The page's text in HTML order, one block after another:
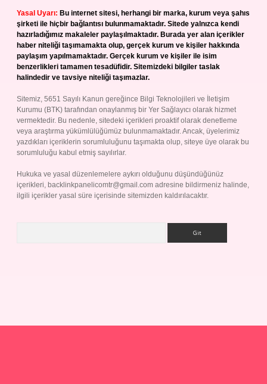
Yasal Uyarı: Bu internet sitesi, herhangi bir marka, kurum veya şahıs
şirketi ile hiçbir bağlantısı bulunmamaktadır. Sitede yalnızca kendi
hazırladığımız makaleler paylaşılmaktadır. Burada yer alan içerikler
haber niteliği taşımamakta olup, gerçek kurum ve kişiler hakkında
paylaşım yapılmamaktadır. Gerçek kurum ve kişiler ile isim
benzerlikleri tamamen tesadüfidir. Sitemizdeki bilgiler taslak
halindedir ve tavsiye niteliği taşımazlar.
Sitemiz, 5651 Sayılı Kanun gereğince Bilgi Teknolojileri ve İletişim
Kurumu (BTK) tarafından onaylanmış bir Yer Sağlayıcı olarak hizmet
vermektedir. Bu nedenle, sitedeki içerikleri proaktif olarak denetleme
veya araştırma yükümlülüğümüz bulunmamaktadır. Ancak, üyelerimiz
yazdıkları içeriklerin sorumluluğunu taşımakta olup, siteye üye olarak bu
sorumluluğu kabul etmiş sayılırlar.
Hukuka ve yasal düzenlemelere aykırı olduğunu düşündüğünüz
içerikleri, backlinkpanelicomtr@gmail.com adresine bildirmeniz halinde,
ilgili içerikler yasal süre içerisinde sitemizden kaldırılacaktır.